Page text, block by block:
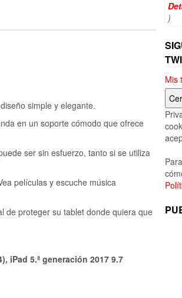
simple y elegante.
en un soporte cómodo que ofrece
ser sin esfuerzo, tanto si se utiliza
películas y escuche música
de proteger su tablet donde quiera que
iPad 5.ª generación 2017 9.7
)
Mis